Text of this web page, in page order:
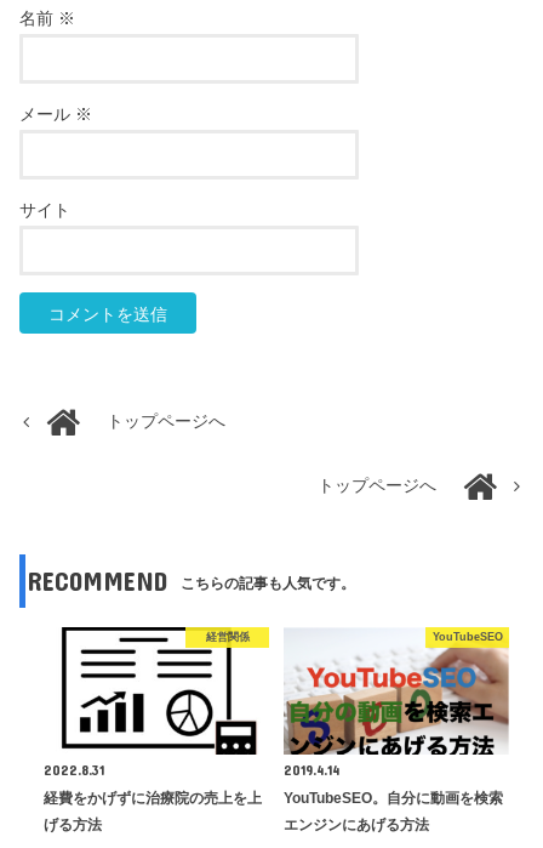
名前 ※
メール ※
サイト
トップページへ
トップページへ
RECOMMEND こちらの記事も人気です。
経営関係
2022.8.31
経費をかげずに治療院の売上を上
げる方法
YouTubeSEO
2019.4.14
YouTubeSEO。自分に動画を検索
エンジンにあげる方法